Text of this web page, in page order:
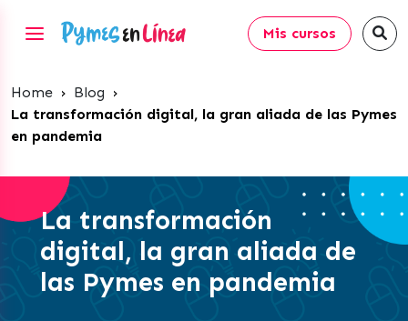
Mis cursos
Home › Blog ›
La transformación digital, la gran aliada de las Pymes
en pandemia
La transformación
digital, la gran aliada de
las Pymes en pandemia